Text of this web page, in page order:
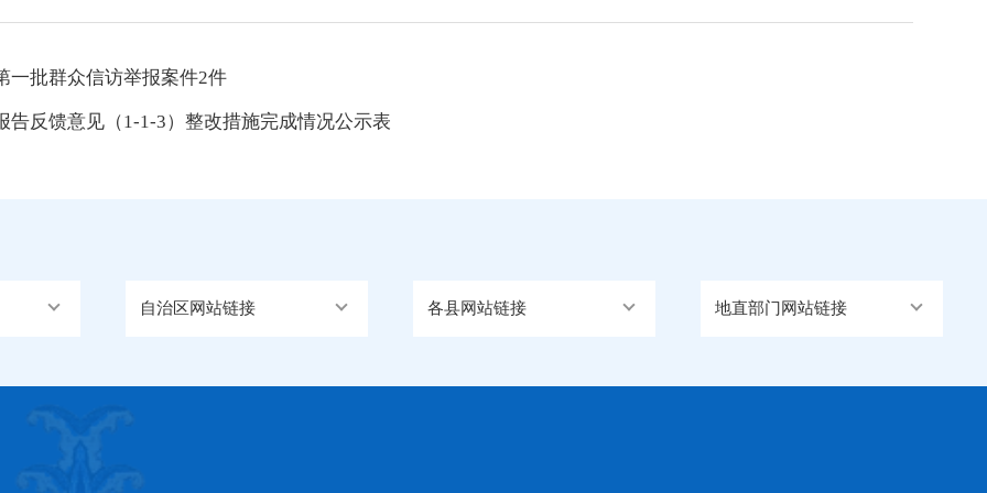
一批群众信访举报案件2件
反馈意见（1-1-3）整改措施完成情况公示表
自治区网站链接 各县网站链接 地直部门网站链接